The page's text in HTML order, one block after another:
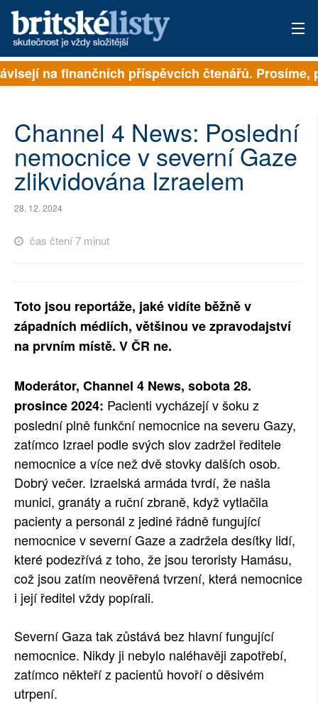
PŘIHLÁSIT
ARCHIV
ROZHOVORY
TÉMATA
NEJČTENĚJŠÍ ZA 7 DNÍ
PŘÍSPĚVKY NA PROVOZ
SOCIÁLNÍ SÍTĚ
PLNÁ VERZE STRÁNEK
na finančních příspěvcích čtenářů. Prosíme,
Channel 4 News: Poslední
nemocnice v severní Gaze
zlikvidována Izraelem
28. 12. 2024
čas čtení 7 minut
Toto jsou reportáže, jaké vidíte běžně v
západních médiích, většinou ve zpravodajství
na prvním místě. V ČR ne.
Moderátor, Channel 4 News, sobota 28.
prosince 2024: Pacienti vycházejí v šoku z
poslední plně funkční nemocnice na severu Gazy,
zatímco Izrael podle svých slov zadržel ředitele
nemocnice a více než dvě stovky dalších osob.
Dobrý večer. Izraelská armáda tvrdí, že našla
munici, granáty a ruční zbraně, když vytlačila
pacienty a personál z jediné řádně fungující
nemocnice v severní Gaze a zadržela desítky lidí,
které podezřívá z toho, že jsou teroristy Hamásu,
což jsou zatím neověřená tvrzení, která nemocnice
i její ředitel vždy popírali.
Severní Gaza tak zůstává bez hlavní fungující
nemocnice. Nikdy ji nebylo naléhavěji zapotřebí,
zatímco někteří z pacientů hovoří o děsivém
utrpení.